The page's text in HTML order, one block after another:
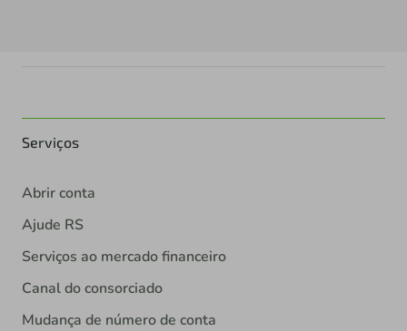
Serviços
Abrir conta
Ajude RS
Serviços ao mercado financeiro
Canal do consorciado
Mudança de número de conta